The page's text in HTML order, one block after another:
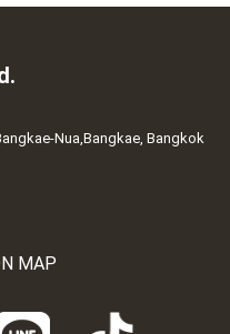
Nua,Bangkae, Bangkok
MAP